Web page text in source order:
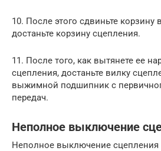
10. После этого сдвиньте корзину
достаньте корзину сцепления.
11. После того, как вытянете ее
сцепления, достаньте вилку
выжимной подшипник с
передач.
Неполное выключение
Неполное выключение сцепления